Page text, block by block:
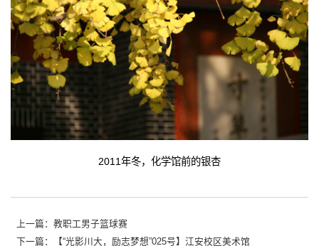
2011年冬，化学馆前的银杏
上一篇：教职工男子篮球赛
下一篇：【“光影川大，励志梦想”025号】江安校区美术馆